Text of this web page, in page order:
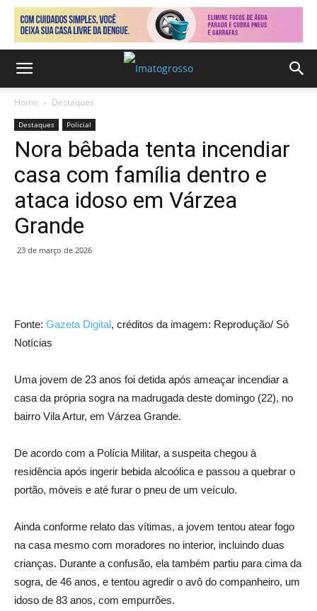
Home Destaques
Destaques Policial
Nora bêbada tenta incendiar
casa com família dentro e
ataca idoso em Várzea
Grande
23 de março de 2026
Fonte: Gazeta Digital, créditos da imagem: Reprodução/ Só
Notícias
Uma jovem de 23 anos foi detida após ameaçar incendiar a
casa da própria sogra na madrugada deste domingo (22), no
bairro Vila Artur, em Várzea Grande.
De acordo com a Polícia Militar, a suspeita chegou à
residência após ingerir bebida alcoólica e passou a quebrar o
portão, móveis e até furar o pneu de um veículo.
Ainda conforme relato das vítimas, a jovem tentou atear fogo
na casa mesmo com moradores no interior, incluindo duas
crianças. Durante a confusão, ela também partiu para cima da
sogra, de 46 anos, e tentou agredir o avô do companheiro, um
idoso de 83 anos, com empurrões.